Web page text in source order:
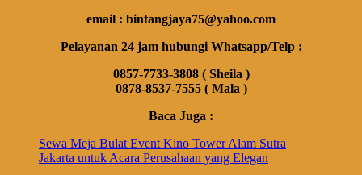
email : bintangjaya75@yahoo.com
Pelayanan 24 jam hubungi Whatsapp/Telp :
0857-7733-3808 ( Sheila )
0878-8537-7555 ( Mala )
Baca Juga :
Sewa Meja Bulat Event Kino Tower Alam Sutra
Jakarta untuk Acara Perusahaan yang Elegan